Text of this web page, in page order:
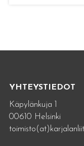
YHTEYSTIEDOT
Käpylänkuja 1
00610 Helsinki